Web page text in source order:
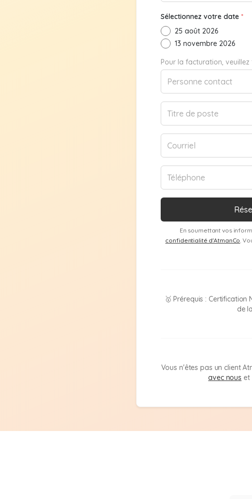
Sélectionnez votre date *
25 août 2026
13 novembre 2026
Pour la facturation,
En soumettant vos
confidentialité d'AtmanCo.
🥇 Prérequis : Certification
de
Vous n'êtes pas un client
avec nous et